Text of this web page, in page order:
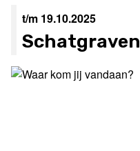
t/m 19.10.2025
Schatgraven